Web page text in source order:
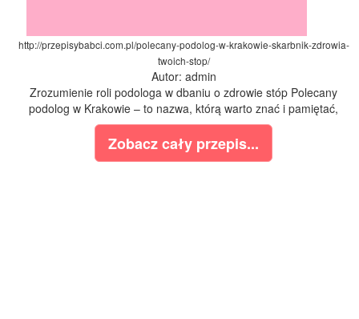
http://przepisybabci.com.pl/polecany-podolog-w-krakowie-skarbnik-zdrowia-
twoich-stop/
Autor: admin
Zrozumienie roli podologa w dbaniu o zdrowie stóp Polecany
podolog w Krakowie – to nazwa, którą warto znać i pamiętać,
Zobacz cały przepis...